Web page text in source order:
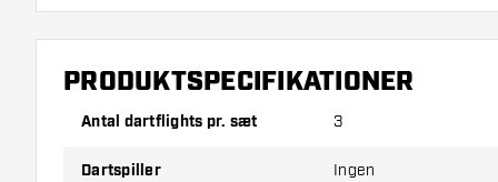
Sørg for, at du har masser af flights og shafts på
beskadiget eller knækket ved brug.
for at finde ud af, hvilken der passer bedst til dig!
PRODUKTSPECIFIKATIONER
Antal dartflights pr. sæt 3
Dartspiller Ingen